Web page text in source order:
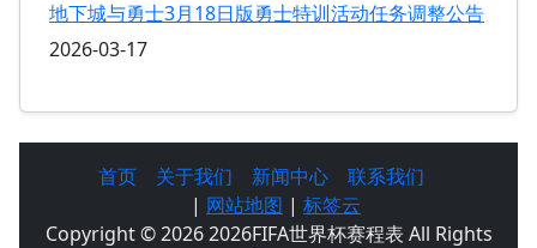
地下城与勇士3月18日版勇士特训活动任务调整公告
2026-03-17
首页 关于我们 新闻中心
联系我们
| 网站地图 | 标签云
Copyright © 2026 2026FIFA世界杯赛程表 All Rights